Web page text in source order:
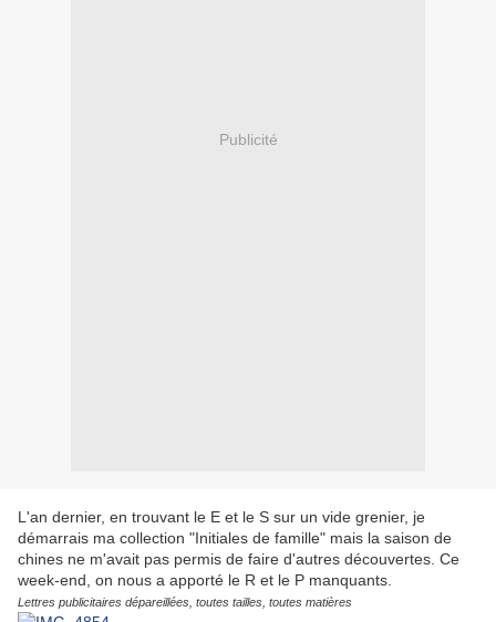
Publicité
L'an dernier, en trouvant le E et le S sur un vide grenier, je
démarrais ma collection "Initiales de famille" mais la saison de
chines ne m'avait pas permis de faire d'autres découvertes. Ce
week-end, on nous a apporté le R et le P manquants.
Lettres publicitaires dépareillées, toutes tailles, toutes matières